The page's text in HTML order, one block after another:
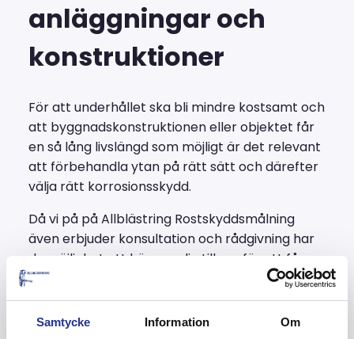
Samtycke Information Om
anläggningar och
konstruktioner
För att underhållet ska bli mindre kostsamt och
att byggnadskonstruktionen eller objektet får
en så lång livslängd som möjligt är det relevant
att förbehandla ytan på rätt sätt och därefter
välja rätt korrosionsskydd.
Då vi på på Allblästring Rostskyddsmålning
även erbjuder konsultation och rådgivning har
du möjlighet att höra av dig till oss för att få
stöd med dessa val. Detta både när det gäller
ytskyddsbehandlingar av konstruktioner,
anläggningar och konstbyggnader* som: